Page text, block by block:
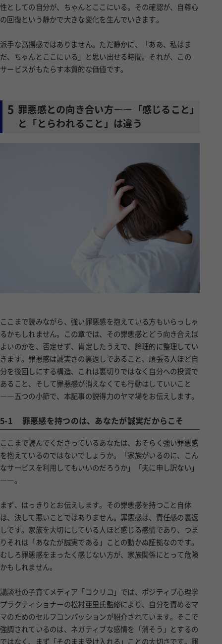
性としての自分が、ちゃんとここにいる。その確認が、自尊心
の回復という静かで大きな変化を生んでいきます。
派手な高揚感ではありません。ただ静かに、「ああ、私はま
だ、ちゃんとここにいる」と思い出せる時間。それが、この
サービスがもたらす本質的な価値です。
5 罪悪感との向き合い方――「感じること」
と「とらわれること」は違う
ここまで読みながら、強い罪悪感を抱えている方もいらっしゃ
るかもしれません。この章では、その罪悪感とどう向き合えば
よいのかを、否定せず、肯定したうえで、論理的に整理してい
きます。罪悪感は誠実さの裏返しであること、頑張る人ほど自
分を後回しにする構造、これは裏切りではなく自分への投資で
あること、そして罪悪感が消えなくても行動はしていいこと
――五つの小節で、本記事の説得力のヤマ場をお伝えします。
5-1 罪悪感を持つのは、あなたが誠実だからこそ
ここまで読んでくださっているあなたは、おそらく強い罪悪感
を抱えているのではないでしょうか。「家族がいるのに、こん
なサービスを利用してもいいのだろうか」「夫に申し訳ない」
――。
まず、はっきりとお伝えします。その罪悪感を持つこと自体
は、決して悪いことではありません。罪悪感は、責任感の裏返
しです。家族を大切にしている人ほど感じる感情であり、つま
りそれは「あなたが誠実である」ことの動かぬ証拠なのです。
むしろ罪悪感をまったく感じない方が、家族関係にとって危険
かもしれません。
講談社の子育てメディア「コクリコ」では、ポジティブ心理学
プラクティショナーの松村亜里氏監修により、自分を責めるマ
マのためのセルフコンパッションが紹介されています。そこで
強調されているのは、ネガティブな感情を「消そう」とするの
ではなく、まず「そのまま受け入れる」ことの大切さです。罪